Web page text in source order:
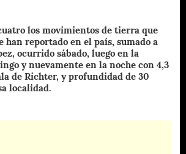
los movimientos de tierra que
han reportado en el país, sumado a
ocurrido sábado, luego en la
y nuevamente en la noche con 4,3
de Richter, y profundidad de 30
localidad.